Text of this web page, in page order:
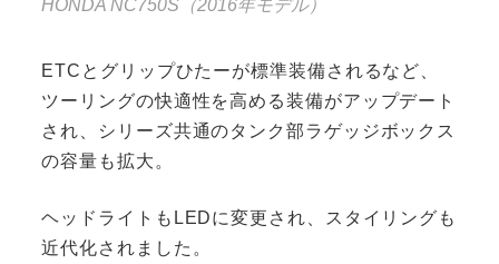
HONDA NC750S（2016年モデル）
ETCとグリップひたーが標準装備されるなど、
ツーリングの快適性を高める装備がアップデート
され、シリーズ共通のタンク部ラゲッジボックス
の容量も拡大。
ヘッドライトもLEDに変更され、スタイリングも
近代化されました。